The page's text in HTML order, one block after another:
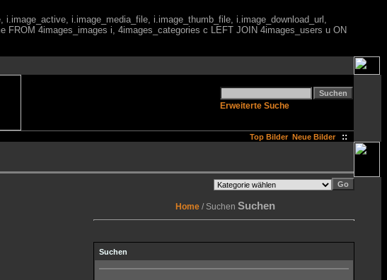
i.image_media_file, i.image_thumb_file, i.image_download_url,
4images_images i, 4images_categories c LEFT JOIN 4images_users u ON
Erweiterte Suche
Top Bilder Neue Bilder ::
Home / Suchen Suchen
Suchen